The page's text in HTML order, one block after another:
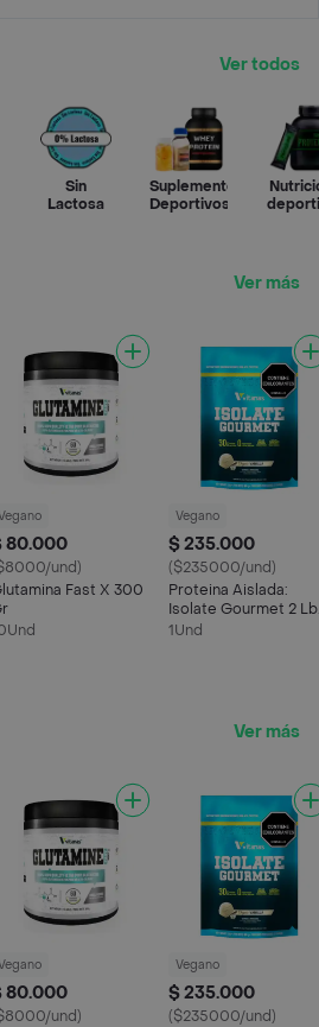
Ver todos
Sin
Lactosa
Suplementos
Deportivos
Ver más
80.000
und)
Fast X 300
Vegano
$ 235.000
($235000/und)
Proteina Aislada:
Isolate Gourmet 2 Lb
Vainilla Organica
1Und
Ver más
80.000
und)
Vegano
$ 235.000
($235000/und)